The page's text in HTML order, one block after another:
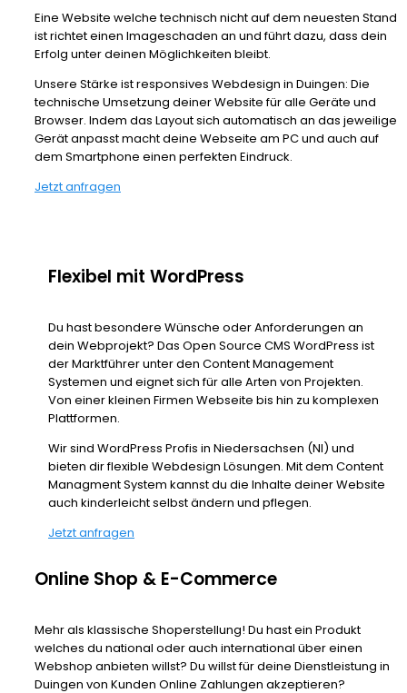
Eine Website welche technisch nicht auf dem neuesten Stand
ist richtet einen Imageschaden an und führt dazu, dass dein
Erfolg unter deinen Möglichkeiten bleibt.
Unsere Stärke ist responsives Webdesign in Duingen: Die
technische Umsetzung deiner Website für alle Geräte und
Browser. Indem das Layout sich automatisch an das jeweilige
Gerät anpasst macht deine Webseite am PC und auch auf
dem Smartphone einen perfekten Eindruck.
Jetzt anfragen
Flexibel mit WordPress
Du hast besondere Wünsche oder Anforderungen an
dein Webprojekt? Das Open Source CMS WordPress ist
der Marktführer unter den Content Management
Systemen und eignet sich für alle Arten von Projekten.
Von einer kleinen Firmen Webseite bis hin zu komplexen
Plattformen.
Wir sind WordPress Profis in Niedersachsen (NI) und
bieten dir flexible Webdesign Lösungen. Mit dem Content
Managment System kannst du die Inhalte deiner Website
auch kinderleicht selbst ändern und pflegen.
Jetzt anfragen
Online Shop & E-Commerce
Mehr als klassische Shoperstellung! Du hast ein Produkt
welches du national oder auch international über einen
Webshop anbieten willst? Du willst für deine Dienstleistung in
Duingen von Kunden Online Zahlungen akzeptieren?